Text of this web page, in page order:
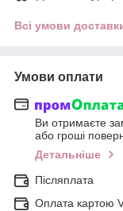
Всі умови
Умови оплати
Ви отримаєте
або гроші
Детальніше
Післяплата
Оплата картою